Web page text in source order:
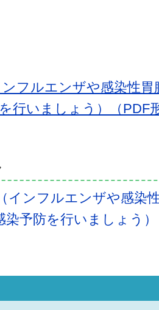
フルエンザや感染性
行いましょう）（PDF
インフルエンザや感染
染予防を行いましょう
い